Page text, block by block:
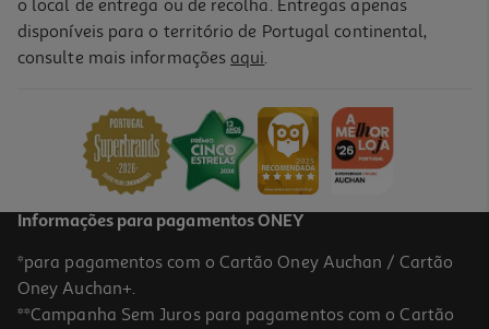
Preparado Quinta D'avó Timorense 150g
o local de entrega ou de recolha. Entregas apenas
disponíveis para o território de Portugal continental,
consulte mais informações aqui.
Informações para pagamentos ONEY
*para pagamentos com o Cartão Oney Auchan / Cartão
Oney Auchan+.
**Campanha Sem Juros para pagamentos com o Cartão